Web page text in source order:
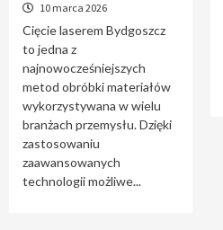
10 marca 2026
Cięcie laserem Bydgoszcz
to jedna z
najnowocześniejszych
metod obróbki materiałów
wykorzystywana w wielu
branżach przemysłu. Dzięki
zastosowaniu
zaawansowanych
technologii możliwe...